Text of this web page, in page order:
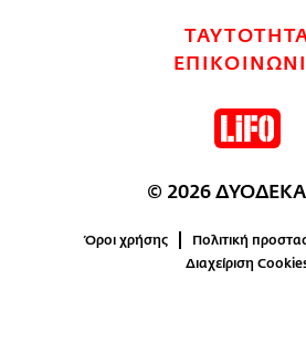
© 2026
Όροι χρήσης
Πολιτική
Διαχείριση